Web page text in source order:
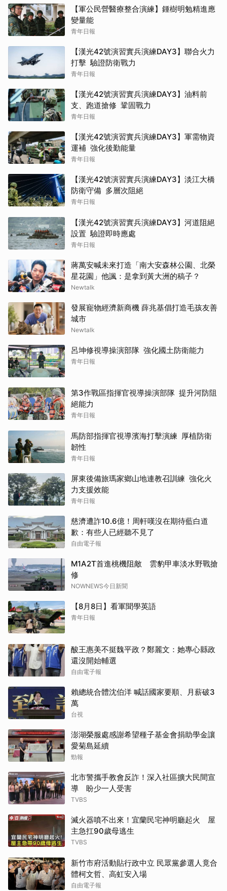
【軍公民營醫療整合演練】鍾樹明勉精進應
變量能
青年日報
【漢光42號演習實兵演練DAY3】聯合火力
打擊 驗證防衛戰力
青年日報
【漢光42號演習實兵演練DAY3】油料前
支、跑道搶修 鞏固戰力
青年日報
【漢光42號演習實兵演練DAY3】軍需物資
運補 強化後勤能量
青年日報
【漢光42號演習實兵演練DAY3】淡江大橋
防衛守備 多層次阻絕
青年日報
【漢光42號演習實兵演練DAY3】河道阻絕
設置 驗證即時應處
青年日報
蔣萬安喊未來打造「南大安森林公園、北榮
星花園」他諷：是拿到黃大洲的稿子？
Newtalk
發展寵物經濟新商機 薛兆基倡打造毛孩友善
城市
Newtalk
呂坤修視導操演部隊 強化國土防衛能力
青年日報
第3作戰區指揮官視導操演部隊 提升河防阻
絕能力
青年日報
馬防部指揮官視導濱海打擊演練 厚植防衛
韌性
青年日報
屏東後備旅瑪家鄉山地連教召訓練 強化火
力支援效能
青年日報
慈濟遭詐10.6億！周軒嘆沒在期待藍白道
歉：有些人已經聽不見了
自由電子報
M1A2T首進桃機阻敵 雲豹甲車淡水野戰搶
修
NOWNEWS今日新聞
【8月8日】看軍聞學英語
青年日報
酸王惠美不挺魏平政？鄭麗文：她專心縣政
還沒開始輔選
自由電子報
賴總統合體沈伯洋 喊話國家要順、月薪破3
萬
台視
澎湖榮服處感謝希望種子基金會捐助學金讓
愛菊島延續
勁報
北市警攜手教會反詐！深入社區擴大民間宣
導 盼少一人受害
TVBS
滅火器噴不出來！宜蘭民宅神明廳起火 屋
主急扛90歲母逃生
TVBS
新竹市府活動貼行政中立 民眾黨參選人竟合
體柯文哲、高虹安入場
自由電子報